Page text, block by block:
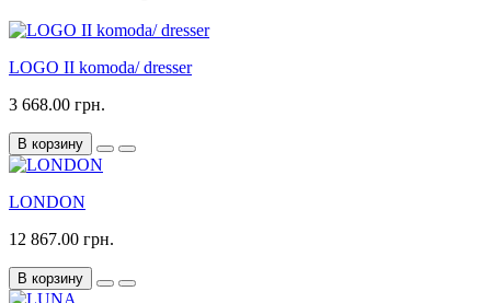
LOGO II komoda/ dresser
3 668.00 грн.
В корзину
LONDON
12 867.00 грн.
В корзину